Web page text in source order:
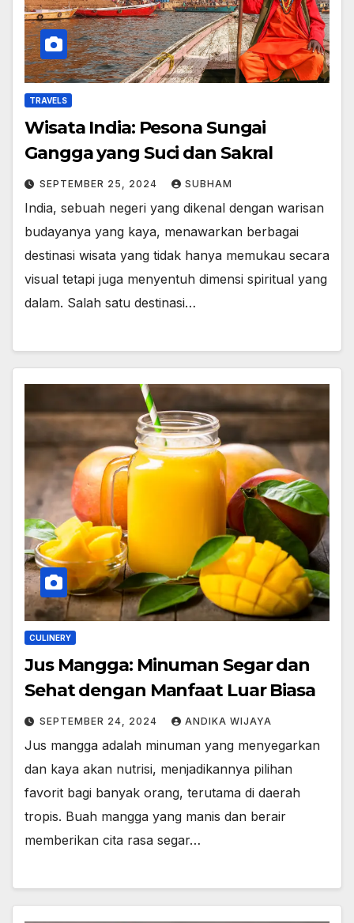
TRAVELS
Wisata India: Pesona Sungai
Gangga yang Suci dan Sakral
SEPTEMBER 25, 2024 SUBHAM
India, sebuah negeri yang dikenal dengan warisan
budayanya yang kaya, menawarkan berbagai
destinasi wisata yang tidak hanya memukau secara
visual tetapi juga menyentuh dimensi spiritual yang
dalam. Salah satu destinasi…
CULINERY
Jus Mangga: Minuman Segar dan
Sehat dengan Manfaat Luar Biasa
SEPTEMBER 24, 2024 ANDIKA WIJAYA
Jus mangga adalah minuman yang menyegarkan
dan kaya akan nutrisi, menjadikannya pilihan
favorit bagi banyak orang, terutama di daerah
tropis. Buah mangga yang manis dan berair
memberikan cita rasa segar…